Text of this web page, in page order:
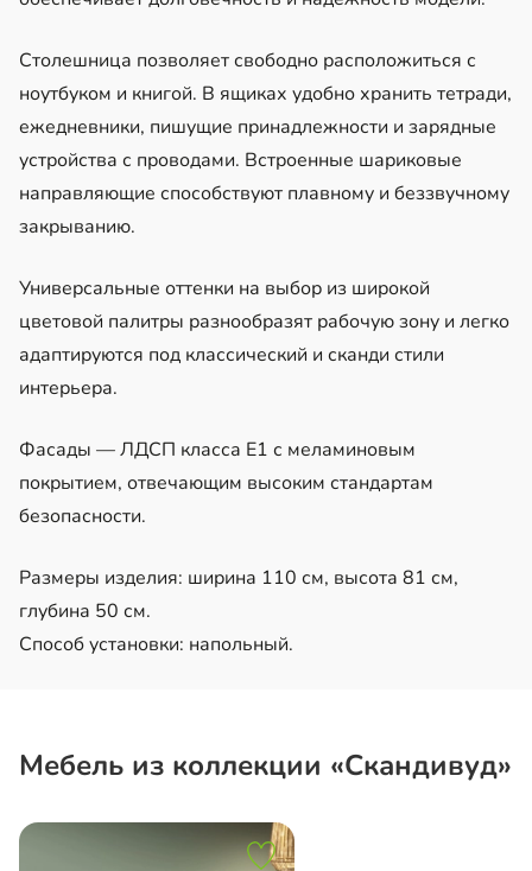
Столешница позволяет свободно расположиться с
ноутбуком и книгой. В ящиках удобно хранить тетради,
ежедневники, пишущие принадлежности и зарядные
устройства с проводами. Встроенные шариковые
направляющие способствуют плавному и беззвучному
закрыванию.
Универсальные оттенки на выбор из широкой
цветовой палитры разнообразят рабочую зону и легко
адаптируются под классический и сканди стили
интерьера.
Фасады — ЛДСП класса Е1 с меламиновым
покрытием, отвечающим высоким стандартам
безопасности.
Размеры изделия: ширина 110 см, высота 81 см,
глубина 50 см.
Способ установки: напольный.
Мебель из коллекции «Скандивуд»